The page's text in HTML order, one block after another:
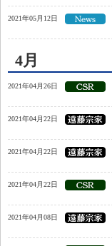
2021年05月12日
4月
2021年04月26日
2021年04月22日
2021年04月22日
2021年04月22日
2021年04月08日